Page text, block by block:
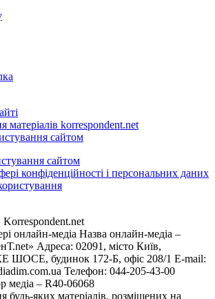
матеріалів korrespondent.net
сайтом
сайтом
конфіденційності і персональних даних
онлайн-медіа Назва онлайн-медіа –
Адреса: 02091, місто Київ,
ШОСЕ, будинок 172-Б, офіс 208/1 E-mail:
Телефон: 044-205-43-00
медіа – R40-06068
будь-яких матеріалів, розміщених на